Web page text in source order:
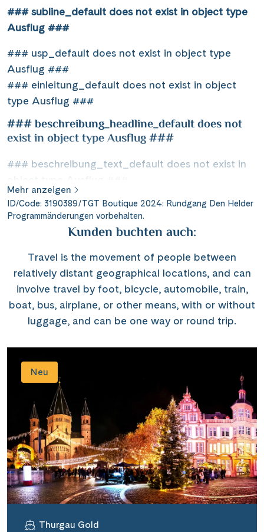
### subline_default does not exist in object type
Ausflug ###
### usp_default does not exist in object type
Ausflug ###
### einleitung_default does not exist in object
type Ausflug ###
### beschreibung_headline_default does not
exist in object type Ausflug ###
### beschreibung_text_default does not exist in
Mehr anzeigen
ID/Code: 3190389/TGT Boutique 2024: Rundgang Den Helder
Programmänderungen vorbehalten.
Kunden buchten auch:
Travel is the movement of people between
relatively distant geographical locations, and can
involve travel by foot, bicycle, automobile, train,
boat, bus, airplane, or other means, with or without
luggage, and can be one way or round trip.
Neu
Thurgau Gold